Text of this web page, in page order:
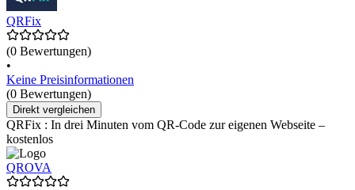
QRFix
(0 Bewertungen)
•
Keine Preisinformationen
(0 Bewertungen)
Direkt vergleichen
QRFix : In drei Minuten vom QR-Code zur eigenen Webseite –
kostenlos
QROVA